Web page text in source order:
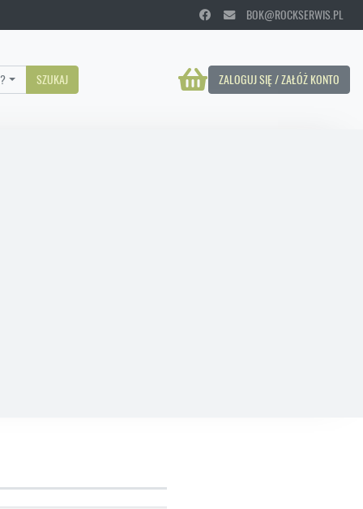
BOK@ROCKSERWIS.PL
ZALOGUJ SIĘ / ZAŁÓŻ KONTO
SZUKAJ